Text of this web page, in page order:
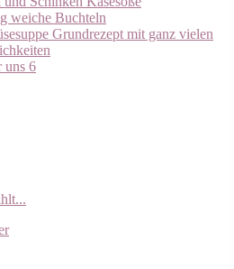
weiche Buchteln
Grundrezept mit ganz vielen
uns 6